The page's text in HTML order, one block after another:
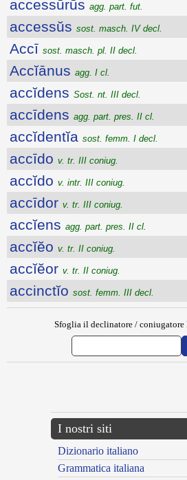
accessūrūs agg. part. fut.
accessŭs sost. masch. IV decl.
Accī sost. masch. pl. II decl.
Accĭānus agg. I cl.
accĭdens Sost. nt. III decl.
accīdens agg. part. pres. II cl.
accĭdentĭa sost. femm. I decl.
accīdo v. tr. III coniug.
accĭdo v. intr. III coniug.
accīdor v. tr. III coniug.
accĭens agg. part. pres. II cl.
accĭĕo v. tr. II coniug.
accĭĕor v. tr. II coniug.
accinctĭo sost. femm. III decl.
Sfoglia il declinatore / coniugatore
I nostri siti
Dizionario italiano
Grammatica italiana